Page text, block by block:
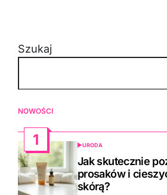
Szukaj
NOWOŚCI
1
POSTED
IN
URODA
Jak skutecznie
prosaków i
skórą?